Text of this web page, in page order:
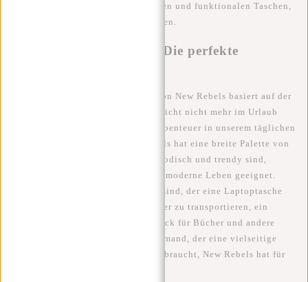
zu gestalten, mit Hilfe von stilvollen und funktionalen Taschen,
die uns helfen, organisiert zu bleiben.
Stilvoll und funktional: Die perfekte
Die "Back to Reality" Kampagne von New Rebels basiert auf der
Idee, dass wir, auch wenn wir vielleicht nicht mehr im Urlaub
sind, dennoch ein wenig Stil und Abenteuer in unserem täglichen
Leben genießen können. New Rebels hat eine breite Palette von
Taschen entworfen, die nicht nur modisch und trendy sind,
sondern auch praktisch und für das moderne Leben geeignet.
Ob Sie ein viel beschäftigter Profi sind, der eine Laptoptasche
benötigt, um Ihre Technologie sicher zu transportieren, ein
Student, der einen robusten Rucksack für Bücher und andere
Utensilien benötigt oder einfach jemand, der eine vielseitige
Tasche für den täglichen Gebrauch braucht, New Rebels hat für